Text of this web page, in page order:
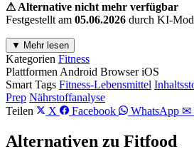
⚠ Alternative nicht mehr verfügbar
Festgestellt am 05.06.2026 durch KI-
▼ Mehr lesen
Kategorien Fitness
Plattformen Android Browser iOS
Smart Tags Fitness-Lebensmittel
Prep Nährstoffanalyse
Teilen
X Facebook WhatsApp ✉
Alternativen zu Fitfood